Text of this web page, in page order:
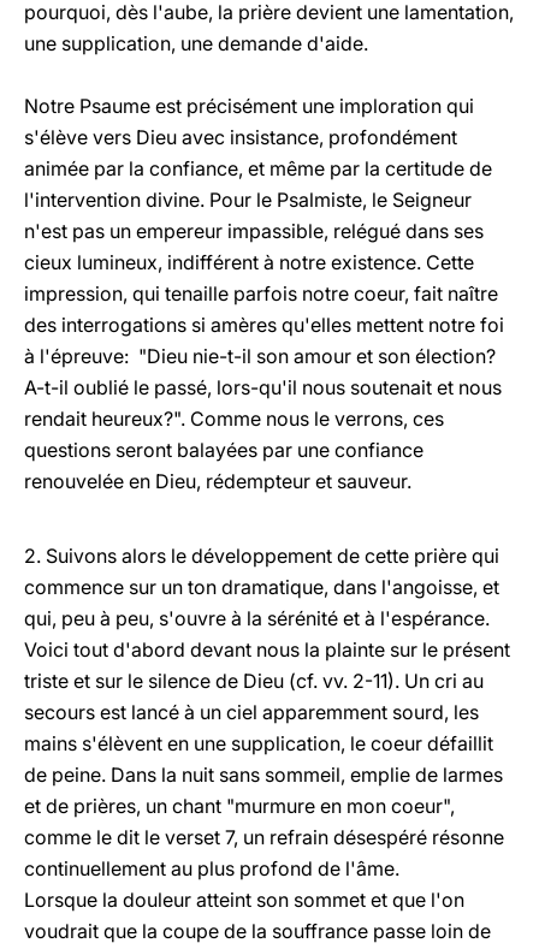
pourquoi, dès l'aube, la prière devient une lamentation,
une supplication, une demande d'aide.
Notre Psaume est précisément une imploration qui
s'élève vers Dieu avec insistance, profondément
animée par la confiance, et même par la certitude de
l'intervention divine. Pour le Psalmiste, le Seigneur
n'est pas un empereur impassible, relégué dans ses
cieux lumineux, indifférent à notre existence. Cette
impression, qui tenaille parfois notre coeur, fait naître
des interrogations si amères qu'elles mettent notre foi
à l'épreuve: "Dieu nie-t-il son amour et son élection?
A-t-il oublié le passé, lors-qu'il nous soutenait et nous
rendait heureux?". Comme nous le verrons, ces
questions seront balayées par une confiance
renouvelée en Dieu, rédempteur et sauveur.
2. Suivons alors le développement de cette prière qui
commence sur un ton dramatique, dans l'angoisse, et
qui, peu à peu, s'ouvre à la sérénité et à l'espérance.
Voici tout d'abord devant nous la plainte sur le présent
triste et sur le silence de Dieu (cf. vv. 2-11). Un cri au
secours est lancé à un ciel apparemment sourd, les
mains s'élèvent en une supplication, le coeur défaillit
de peine. Dans la nuit sans sommeil, emplie de larmes
et de prières, un chant "murmure en mon coeur",
comme le dit le verset 7, un refrain désespéré résonne
continuellement au plus profond de l'âme.
Lorsque la douleur atteint son sommet et que l'on
voudrait que la coupe de la souffrance passe loin de